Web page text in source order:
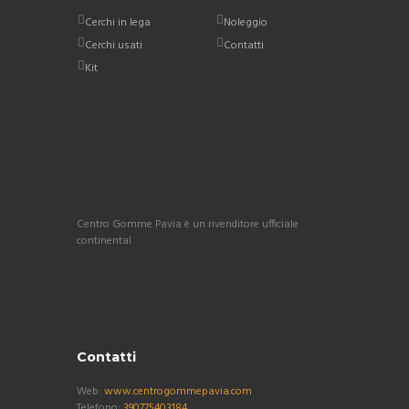
Cerchi in lega
Cerchi usati
Kit
Noleggio
Contatti
Centro Gomme Pavia è un rivenditore ufficiale
continental
Contatti
Web: www.centrogommepavia.com